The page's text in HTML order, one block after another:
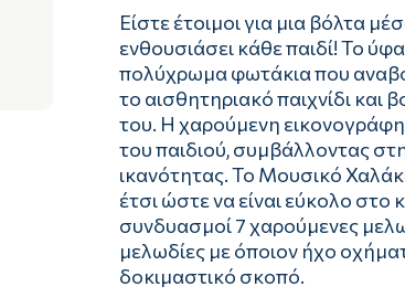
Είστε έτοιμοι για μια βόλτα
ενθουσιάσει κάθε παιδί! Το
πολύχρωμα φωτάκια που
το αισθητηριακό παιχνίδι
του. Η χαρούμενη
του παιδιού, συμβάλλοντας
ικανότητας. Το Μουσικό
έτσι ώστε να είναι εύκολο στο
συνδυασμοί 7 χαρούμενες
μελωδίες με όποιον ήχο
δοκιμαστικό σκοπό.